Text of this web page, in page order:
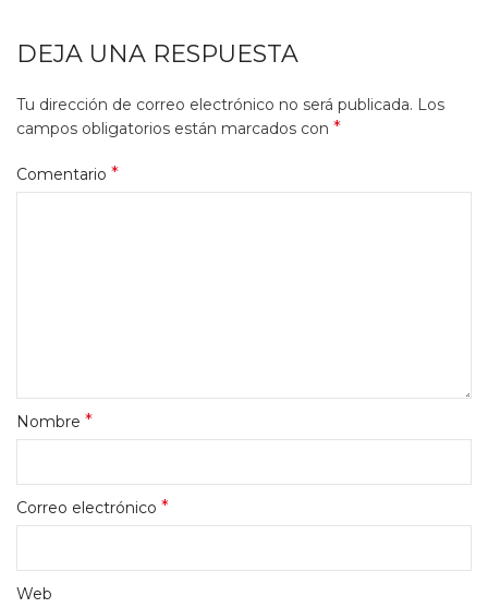
DEJA UNA RESPUESTA
Tu dirección de correo electrónico no será publicada. Los
campos obligatorios están marcados con *
Comentario *
Nombre *
Correo electrónico *
Web